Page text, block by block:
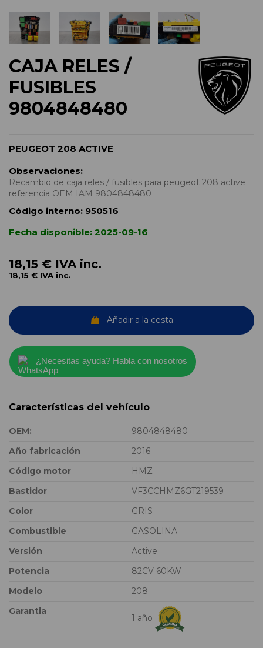
CAJA RELES /
FUSIBLES
9804848480
PEUGEOT 208 ACTIVE
Observaciones:
Recambio de caja reles / fusibles para peugeot 208 active
referencia OEM IAM 9804848480
Código interno: 950516
Fecha disponible: 2025-09-16
18,15 € IVA inc.
18,15 € IVA inc.
Añadir a la cesta
¿Necesitas ayuda? Habla con nosotros
Características del vehículo
OEM:
9804848480
Año fabricación
2016
Código motor
HMZ
Bastidor
VF3CCHMZ6GT219539
Color
GRIS
Combustible
GASOLINA
Versión
Active
Potencia
82CV 60KW
Modelo
208
Garantia
1 año